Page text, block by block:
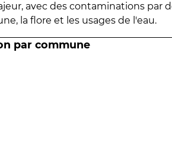
avec des contaminations par
la flore et les usages de l'eau.
par commune